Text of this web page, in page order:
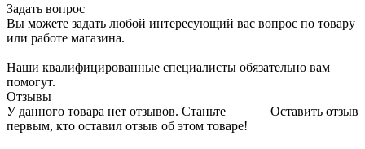
Задать вопрос
Вы можете задать любой интересующий вас вопрос по товару
или работе магазина.
Наши квалифицированные специалисты обязательно вам
помогут.
Отзывы
Оставить отзыв
У данного товара нет отзывов. Станьте
первым, кто оставил отзыв об этом товаре!